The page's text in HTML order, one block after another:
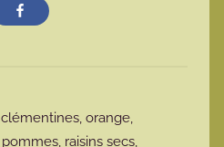
clémentines, orange,
pommes, raisins secs,